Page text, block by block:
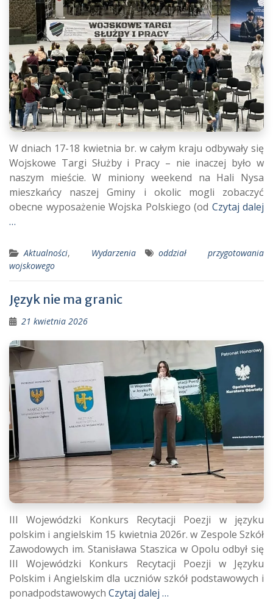
W dniach 17-18 kwietnia br. w całym kraju odbywały się
Wojskowe Targi Służby i Pracy – nie inaczej było w
naszym mieście. W miniony weekend na Hali Nysa
mieszkańcy naszej Gminy i okolic mogli zobaczyć
obecne wyposażenie Wojska Polskiego (od Czytaj dalej
…
Aktualności, Wydarzenia
oddział przygotowania
wojskowego
Język nie ma granic
21 kwietnia 2026
III Wojewódzki Konkurs Recytacji Poezji w języku
polskim i angielskim 15 kwietnia 2026r. w Zespole Szkół
Zawodowych im. Stanisława Staszica w Opolu odbył się
III Wojewódzki Konkurs Recytacji Poezji w Języku
Polskim i Angielskim dla uczniów szkół podstawowych i
ponadpodstawowych Czytaj dalej …